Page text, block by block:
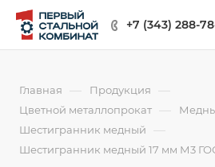
+7 (343) 288-
Главная — Продукция —
Цветной металлопрокат —
Шестигранник медный —
Шестигранник медный 17 мм М3